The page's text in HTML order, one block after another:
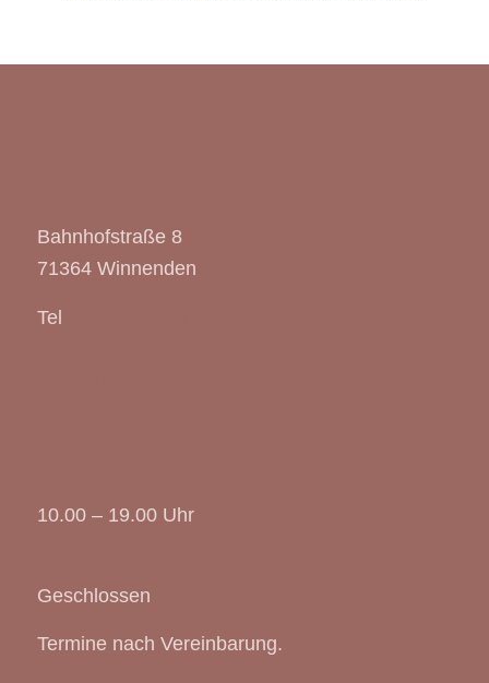
Bahnhofstraße 8
71364 Winnenden
Tel
10.00 – 19.00 Uhr
Geschlossen
Termine nach Vereinbarung.